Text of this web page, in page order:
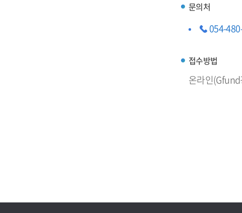
문의처
054-
접수방법
온라인